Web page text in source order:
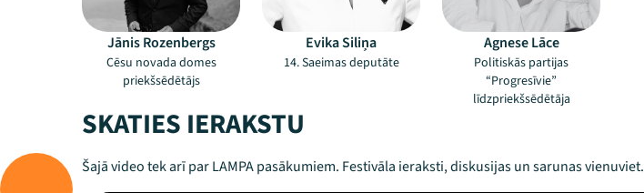
Jānis Rozenbergs
Cēsu novada domes
priekšsēdētājs
Evika Siliņa
14. Saeimas deputāte
Agnese Lāce
Politiskās partijas
“Progresīvie”
līdzpriekšsēdētāja
SKATIES IERAKSTU
Šajā video tek arī par LAMPA pasākumiem. Festivāla ieraksti, diskusijas un sarunas vienuviet.